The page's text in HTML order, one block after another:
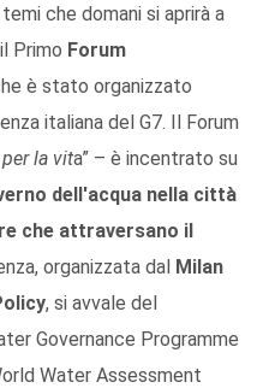
che domani si aprirà a
Primo Forum
è stato organizzato
italiana del G7. Il Forum
per la vita” – è incentrato su
dell'acqua nella città
che attraversano il
organizzata dal Milan
, si avvale del
Governance Programme
Water Assessment